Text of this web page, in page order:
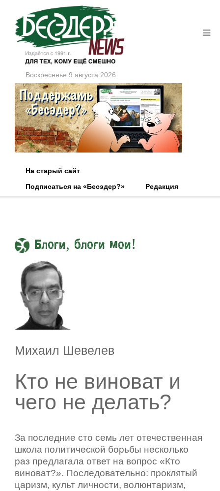
Воскресенье 9 августа 2026
На старый сайт
Подписаться на «Бесэдер?»
Редакция
Блоги, блоги мои!
Михаил Шевелев
Кто не виноват и
чего не делать?
За последние сто семь лет отечественная
школа политической борьбы несколько
раз предлагала ответ на вопрос «Кто
виноват?». Последовательно: проклятый
царизм, культ личности, волюнтаризм,